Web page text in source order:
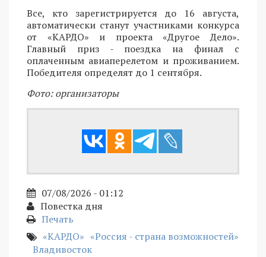
Все, кто зарегистрируется до 16 августа,
автоматически станут участниками конкурса
от «КАРДО» и проекта «Другое Дело».
Главный приз - поездка на финал с
оплаченным авиаперелетом и проживанием.
Победителя определят до 1 сентября.
Фото: организаторы
07/08/2026 - 01:12
Повестка дня
Печать
«КАРДО» «Россия - страна возможностей»
Владивосток